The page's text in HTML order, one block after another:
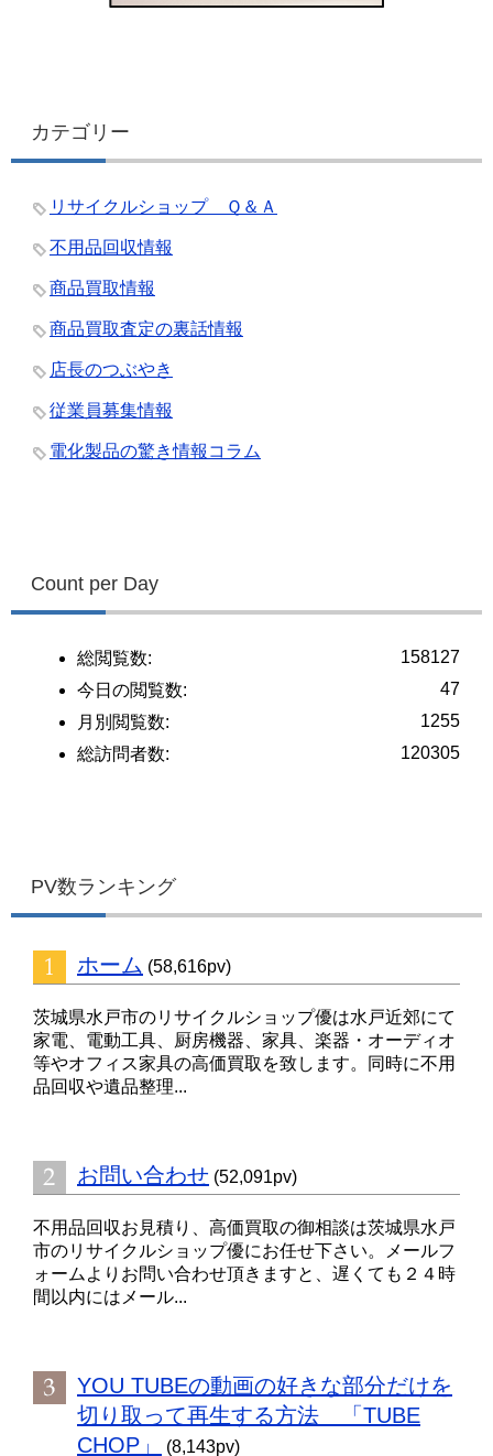
カテゴリー
リサイクルショップ Ｑ＆Ａ
不用品回収情報
商品買取情報
商品買取査定の裏話情報
店長のつぶやき
従業員募集情報
電化製品の驚き情報コラム
Count per Day
158127
総閲覧数:
47
今日の閲覧数:
1255
月別閲覧数:
120305
総訪問者数:
PV数ランキング
ホーム (58,616pv)
茨城県水戸市のリサイクルショップ優は水戸近郊にて
家電、電動工具、厨房機器、家具、楽器・オーディオ
等やオフィス家具の高価買取を致します。同時に不用
品回収や遺品整理...
お問い合わせ (52,091pv)
不用品回収お見積り、高価買取の御相談は茨城県水戸
市のリサイクルショップ優にお任せ下さい。メールフ
ォームよりお問い合わせ頂きますと、遅くても２４時
間以内にはメール...
YOU TUBEの動画の好きな部分だけを
切り取って再生する方法 「TUBE
CHOP」
(8,143pv)